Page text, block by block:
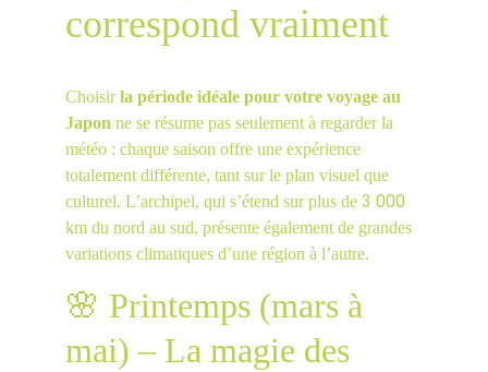
correspond vraiment
Choisir la période idéale pour votre voyage au
Japon ne se résume pas seulement à regarder la
météo : chaque saison offre une expérience
totalement différente, tant sur le plan visuel que
culturel. L’archipel, qui s’étend sur plus de 3 000
km du nord au sud, présente également de grandes
variations climatiques d’une région à l’autre.
🌸 Printemps (mars à
mai) – La magie des